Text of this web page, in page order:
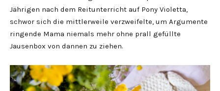
Jährigen nach dem Reitunterricht auf Pony Violetta,
schwor sich die mittlerweile verzweifelte, um Argumente
ringende Mama niemals mehr ohne prall gefüllte
Jausenbox von dannen zu ziehen.